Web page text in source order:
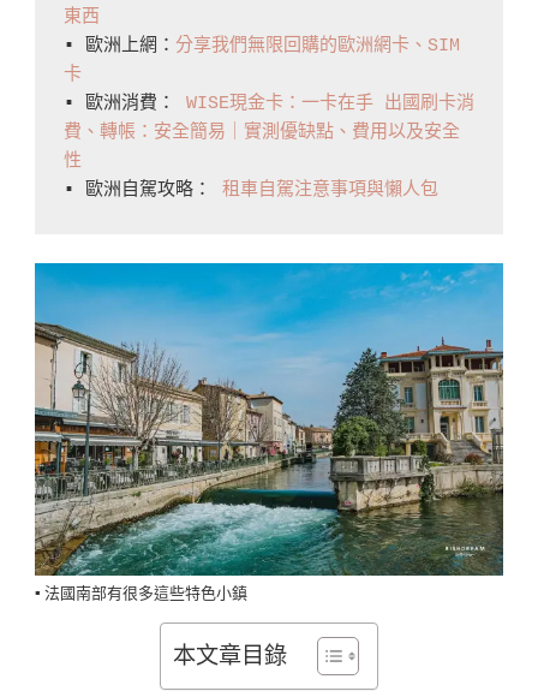
東西
▪️ 歐洲上網： 分享我們無限回購的歐洲網卡、SIM
卡
▪️ 歐洲消費： WISE現金卡：一卡在手 出國刷卡消
費、轉帳：安全簡易｜實測優缺點、費用以及安全
性
▪️ 歐洲自駕攻略： 租車自駕注意事項與懶人包
▪️ 法國南部有很多這些特色小鎮
本文章目錄